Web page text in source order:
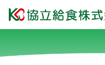
事業情報